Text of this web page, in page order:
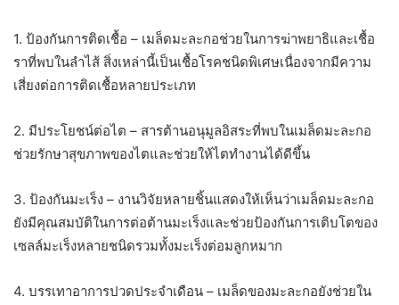
1. ป้องกันการติดเชื้อ – เมล็ดมะละกอช่วยในการฆ่าพยาธิและเชื้อ
ราที่พบในลำไส้ สิ่งเหล่านี้เป็นเชื้อโรคชนิดพิเศษเนื่องจากมีความ
เสี่ยงต่อการติดเชื้อหลายประเภท
2. มีประโยชน์ต่อไต – สารต้านอนุมูลอิสระที่พบในเมล็ดมะละกอ
ช่วยรักษาสุขภาพของไตและช่วยให้ไตทำงานได้ดีขึ้น
3. ป้องกันมะเร็ง – งานวิจัยหลายชิ้นแสดงให้เห็นว่าเมล็ดมะละกอ
ยังมีคุณสมบัติในการต่อต้านมะเร็งและช่วยป้องกันการเติบโตของ
เซลล์มะเร็งหลายชนิดรวมทั้งมะเร็งต่อมลูกหมาก
4. บรรเทาอาการปวดประจำเดือน – เมล็ดของมะละกอยังช่วยใน